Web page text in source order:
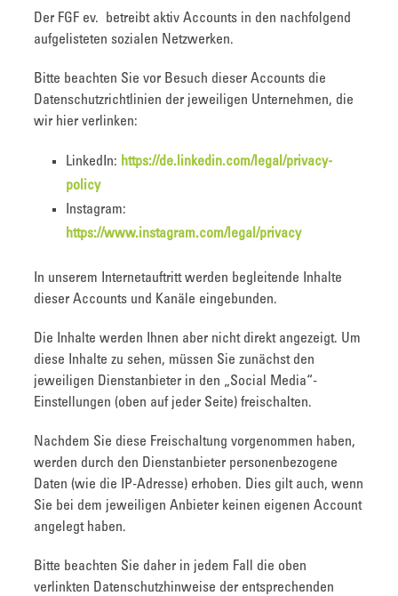
Der FGF ev. betreibt aktiv Accounts in den nachfolgend
aufgelisteten sozialen Netzwerken.
Bitte beachten Sie vor Besuch dieser Accounts die
Datenschutzrichtlinien der jeweiligen Unternehmen, die
wir hier verlinken:
LinkedIn: https://de.linkedin.com/legal/privacy-
policy
Instagram:
https://www.instagram.com/legal/privacy
In unserem Internetauftritt werden begleitende Inhalte
dieser Accounts und Kanäle eingebunden.
Die Inhalte werden Ihnen aber nicht direkt angezeigt. Um
diese Inhalte zu sehen, müssen Sie zunächst den
jeweiligen Dienstanbieter in den „Social Media“-
Einstellungen (oben auf jeder Seite) freischalten.
Nachdem Sie diese Freischaltung vorgenommen haben,
werden durch den Dienstanbieter personenbezogene
Daten (wie die IP-Adresse) erhoben. Dies gilt auch, wenn
Sie bei dem jeweiligen Anbieter keinen eigenen Account
angelegt haben.
Bitte beachten Sie daher in jedem Fall die oben
verlinkten Datenschutzhinweise der entsprechenden